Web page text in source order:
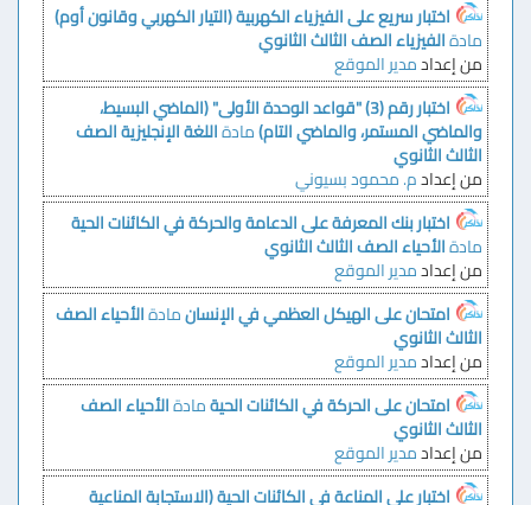
اختبار سريع على الفيزياء الكهربية (التيار الكهربي وقانون أوم)
مادةالفيزياءالصف الثالث الثانوي
من إعدادمدير الموقع
اختبار رقم (3) "قواعد الوحدة الأولى" (الماضي البسيط،
والماضي المستمر، والماضي التام)مادةاللغة الإنجليزيةالصف
الثالث الثانوي
من إعدادم. محمود بسيوني
اختبار بنك المعرفة على الدعامة والحركة في الكائنات الحية
مادةالأحياءالصف الثالث الثانوي
من إعدادمدير الموقع
امتحان على الهيكل العظمي في الإنسانمادةالأحياءالصف
الثالث الثانوي
من إعدادمدير الموقع
امتحان على الحركة في الكائنات الحيةمادةالأحياءالصف
الثالث الثانوي
من إعدادمدير الموقع
اختبار على المناعة في الكائنات الحية (الاستجابة المناعية